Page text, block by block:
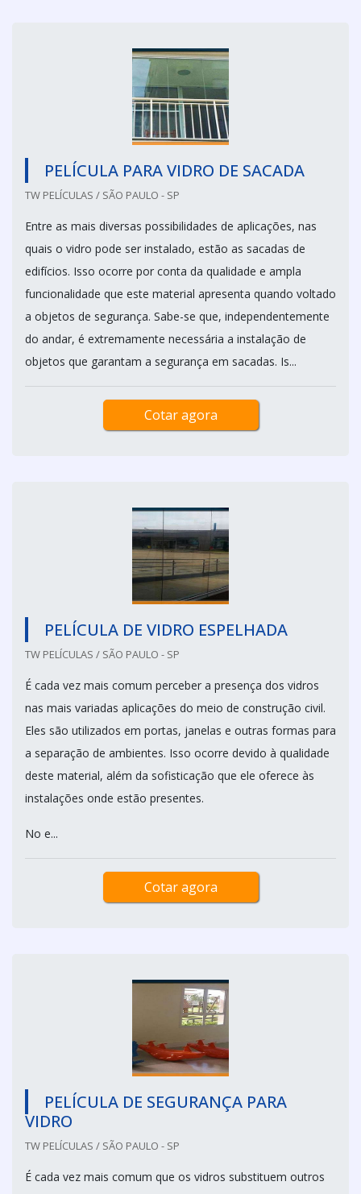
PELÍCULA PARA VIDRO DE SACADA
TW PELÍCULAS / SÃO PAULO - SP
Entre as mais diversas possibilidades de aplicações, nas
quais o vidro pode ser instalado, estão as sacadas de
edifícios. Isso ocorre por conta da qualidade e ampla
funcionalidade que este material apresenta quando voltado
a objetos de segurança. Sabe-se que, independentemente
do andar, é extremamente necessária a instalação de
objetos que garantam a segurança em sacadas. Is...
Cotar agora
PELÍCULA DE VIDRO ESPELHADA
TW PELÍCULAS / SÃO PAULO - SP
É cada vez mais comum perceber a presença dos vidros
nas mais variadas aplicações do meio de construção civil.
Eles são utilizados em portas, janelas e outras formas para
a separação de ambientes. Isso ocorre devido à qualidade
deste material, além da sofisticação que ele oferece às
instalações onde estão presentes.
No e...
Cotar agora
PELÍCULA DE SEGURANÇA PARA
VIDRO
TW PELÍCULAS / SÃO PAULO - SP
É cada vez mais comum que os vidros substituem outros